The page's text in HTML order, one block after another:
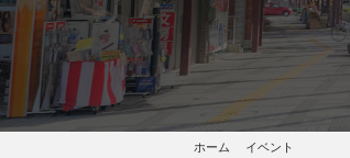
ホーム イベント